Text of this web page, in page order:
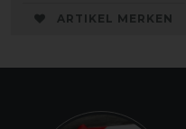
ARTIKEL MERKEN